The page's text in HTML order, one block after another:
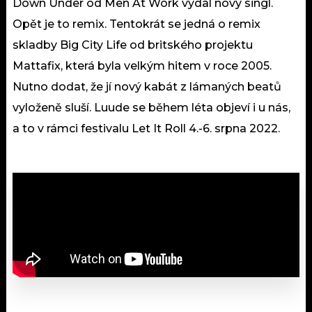
Down Under od Men At Work vydal nový singl.
Opět je to remix. Tentokrát se jedná o remix
skladby Big City Life od britského projektu
Mattafix, která byla velkým hitem v roce 2005.
Nutno dodat, že jí nový kabát z lámaných beatů
vyloženě sluší. Luude se během léta objeví i u nás,
a to v rámci festivalu Let It Roll 4.-6. srpna 2022.